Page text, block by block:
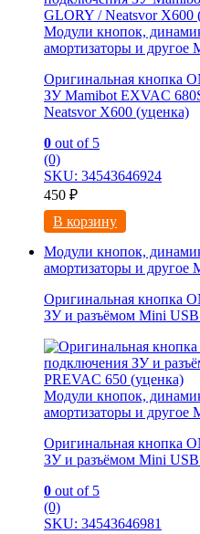
Модули кнопок,
амортизаторы и другое
Оригинальная кнопка
ЗУ Mamibot EXVAC
Neatsvor X600 (уценка)
0 out of 5
(0)
SKU: 34543646924
450 ₽
В корзину
Модули кнопок,
амортизаторы и другое
Оригинальная кнопка
ЗУ и разъёмом Mini
Модули кнопок,
амортизаторы и другое
Оригинальная кнопка
ЗУ и разъёмом Mini
0 out of 5
(0)
SKU: 34543646981